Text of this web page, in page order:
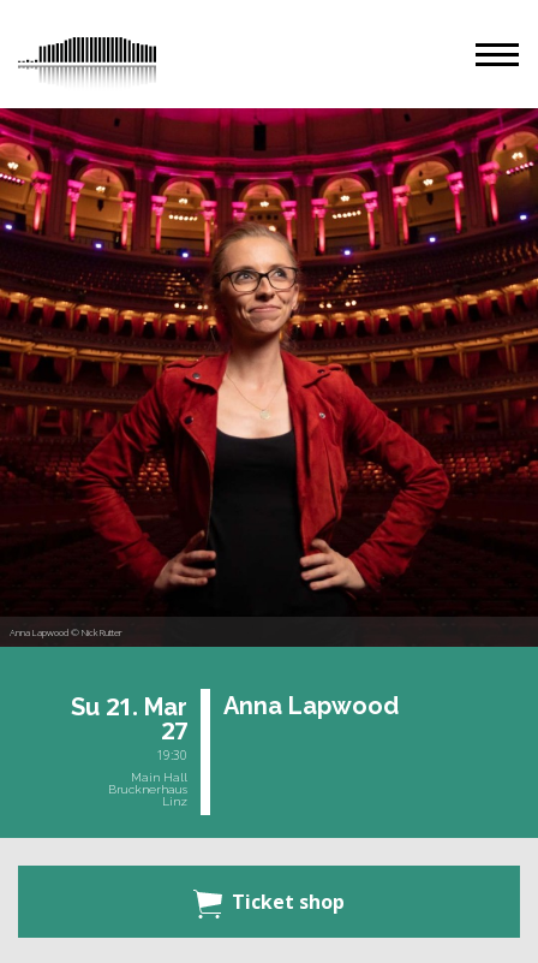
Anna Lapwood © Nick Rutter
Su 21. Mar
27
19:30
Main Hall
Brucknerhaus
Linz
Anna Lap­wood
Ticket shop